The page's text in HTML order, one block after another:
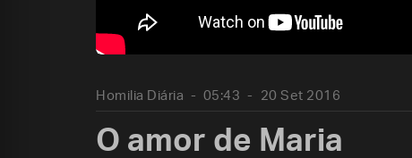
Homilia Diária 05:43 20 Set 2016
O amor de Maria